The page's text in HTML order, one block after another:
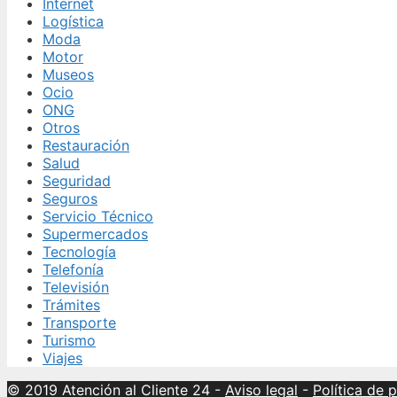
Internet
Logística
Moda
Motor
Museos
Ocio
ONG
Otros
Restauración
Salud
Seguridad
Seguros
Servicio Técnico
Supermercados
Tecnología
Telefonía
Televisión
Trámites
Transporte
Turismo
Viajes
© 2019 Atención al Cliente 24 - Aviso legal - Política de